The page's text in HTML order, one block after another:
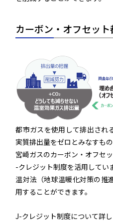
カーボン・オフセッ
都市ガスを使用して排出され
実質排出量をゼロとみなすもの
宮崎ガスのカーボン・オフセ
-クレジット制度を活用してい
温対法（地球温暖化対策の推
用することができます。
J-クレジット制度について詳